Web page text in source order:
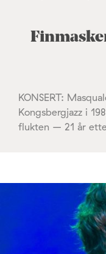
KONSERT:
Kongsbergjazz i
flukten – 21 år